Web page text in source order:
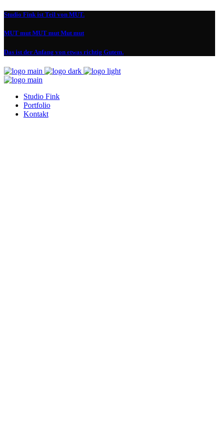
Studio Fink ist Teil von MUT.
MUT mut MUT mut Mut mut
Das ist der Anfang von etwas richtig Gutem.
Studio Fink
Portfolio
Kontakt